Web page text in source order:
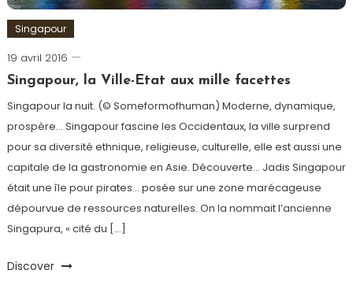
Singapour
19 avril 2016
admin
Singapour, la Ville-Etat aux mille facettes
Singapour la nuit. (© Someformofhuman) Moderne, dynamique,
prospère… Singapour fascine les Occidentaux, la ville surprend
pour sa diversité ethnique, religieuse, culturelle, elle est aussi une
capitale de la gastronomie en Asie. Découverte… Jadis Singapour
était une île pour pirates… posée sur une zone marécageuse
dépourvue de ressources naturelles. On la nommait l’ancienne
Singapura, « cité du […]
Discover